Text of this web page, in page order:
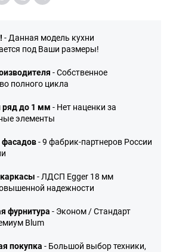
- Данная модель кухни
под Ваши размеры!
- Собственное
полного цикла
до 1 мм - Нет наценки за
элементы
фасадов- 9 фабрик-партнеров России
- ЛДСП Egger 18 мм
надежности
фурнитура - Эконом / Стандарт
Blum
покупка - Большой выбор техники,